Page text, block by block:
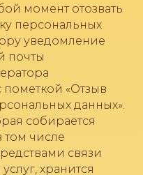
момент отозвать
персональных
уведомление
почты
«Отзыв
данных».
собирается
числе
связи
хранится